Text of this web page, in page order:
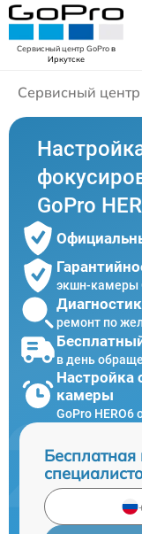
Сервисный центр GoProв
Иркутске
Сервисный центр
GoPro
экшн-камеры
ремонт по
в день
Настройка
камеры
GoPro HERO6
Бесплатная